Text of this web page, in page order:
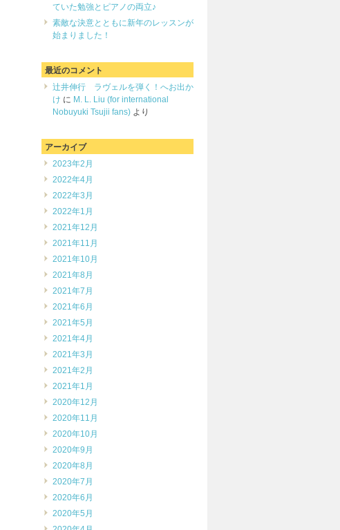
ていた勉強とピアノの両立♪
素敵な決意とともに新年のレッスンが
始まりました！
最近のコメント
辻井伸行 ラヴェルを弾く！へお出か
け に M. L. Liu (for international
Nobuyuki Tsujii fans)より
アーカイブ
2023年2月
2022年4月
2022年3月
2022年1月
2021年12月
2021年11月
2021年10月
2021年8月
2021年7月
2021年6月
2021年5月
2021年4月
2021年3月
2021年2月
2021年1月
2020年12月
2020年11月
2020年10月
2020年9月
2020年8月
2020年7月
2020年6月
2020年5月